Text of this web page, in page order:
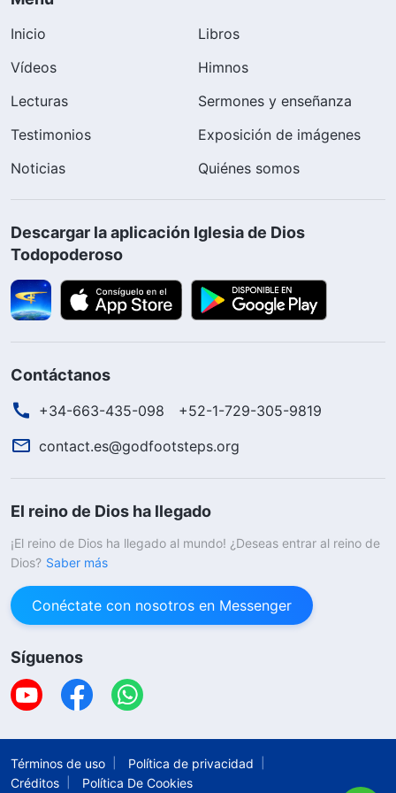
Inicio
Libros
Vídeos
Himnos
Lecturas
Sermones y enseñanza
Testimonios
Exposición de imágenes
Noticias
Quiénes somos
Descargar la aplicación Iglesia de Dios
Todopoderoso
Contáctanos
+34-663-435-098
+52-1-729-305-9819
contact.es@godfootsteps.org
El reino de Dios ha llegado
¡El reino de Dios ha llegado al mundo! ¿Deseas entrar al reino de
Dios? Saber más
Conéctate con nosotros en Messenger
Síguenos
Términos de uso
Política de privacidad
Créditos
Política De Cookies